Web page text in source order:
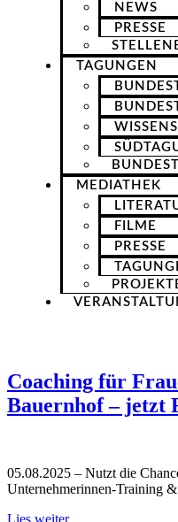
NEWS
PRESSE
TAGUNGEN
MEDIATHEK
FILME
PRESSE
Coaching für
Bauernhof – jetzt
05.08.2025 – Nutzt die
Unternehmerinnen-Training
Lies weiter